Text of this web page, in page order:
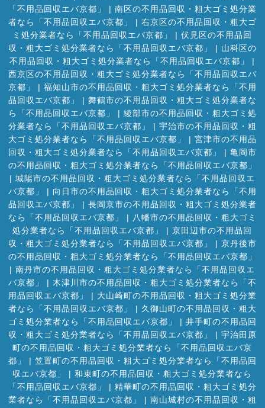
「不用品回収エバ京都」
| 南区の不用品回収・粗大ゴミ処分業
者なら「不用品回収エバ京都」
| 右京区の不用品回収・粗大ゴ
ミ処分業者なら「不用品回収エバ京都」
| 伏見区の不用品回
収・粗大ゴミ処分業者なら「不用品回収エバ京都」
| 山科区の
不用品回収・粗大ゴミ処分業者なら「不用品回収エバ京都」
|
西京区の不用品回収・粗大ゴミ処分業者なら「不用品回収エバ
京都」
| 福知山市の不用品回収・粗大ゴミ処分業者なら「不用
品回収エバ京都」
| 舞鶴市の不用品回収・粗大ゴミ処分業者な
ら「不用品回収エバ京都」
| 綾部市の不用品回収・粗大ゴミ処
分業者なら「不用品回収エバ京都」
| 宇治市の不用品回収・粗
大ゴミ処分業者なら「不用品回収エバ京都」
| 宮津市の不用品
回収・粗大ゴミ処分業者なら「不用品回収エバ京都」
| 亀岡市
の不用品回収・粗大ゴミ処分業者なら「不用品回収エバ京都」
| 城陽市の不用品回収・粗大ゴミ処分業者なら「不用品回収エ
バ京都」
| 向日市の不用品回収・粗大ゴミ処分業者なら「不用
品回収エバ京都」
| 長岡京市の不用品回収・粗大ゴミ処分業者
なら「不用品回収エバ京都」
| 八幡市の不用品回収・粗大ゴミ
処分業者なら「不用品回収エバ京都」
| 京田辺市の不用品回
収・粗大ゴミ処分業者なら「不用品回収エバ京都」
| 京丹後市
の不用品回収・粗大ゴミ処分業者なら「不用品回収エバ京都」
| 南丹市の不用品回収・粗大ゴミ処分業者なら「不用品回収エ
バ京都」
| 木津川市の不用品回収・粗大ゴミ処分業者なら「不
用品回収エバ京都」
| 大山崎町の不用品回収・粗大ゴミ処分業
者なら「不用品回収エバ京都」
| 久御山町の不用品回収・粗大
ゴミ処分業者なら「不用品回収エバ京都」
| 井手町の不用品回
収・粗大ゴミ処分業者なら「不用品回収エバ京都」
| 宇治田原
町の不用品回収・粗大ゴミ処分業者なら「不用品回収エバ京
都」
| 笠置町の不用品回収・粗大ゴミ処分業者なら「不用品回
収エバ京都」
| 和束町の不用品回収・粗大ゴミ処分業者なら
「不用品回収エバ京都」
| 精華町の不用品回収・粗大ゴミ処分
業者なら「不用品回収エバ京都」
| 南山城村の不用品回収・粗